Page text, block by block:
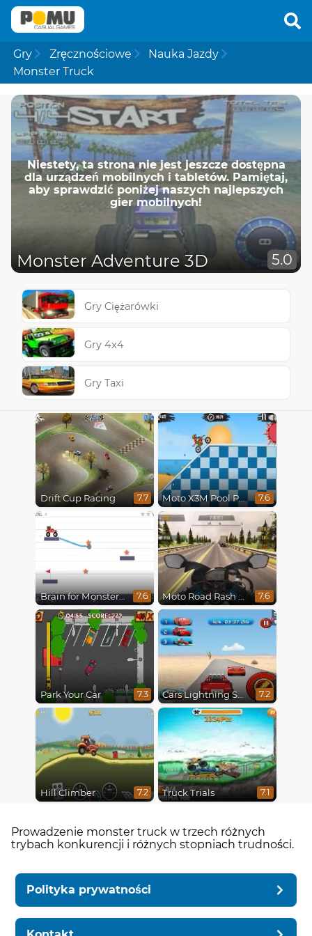
Gry Zręcznościowe
Nauka Jazdy
Monster Truck
Niestety, ta strona nie jest jeszcze dostępna
dla urządzeń mobilnych i tabletów. Pamiętaj,
aby sprawdzić poniżej naszych najlepszych
gier mobilnych!
Monster Adventure 3D 5.0
Gry Ciężarówki
Gry 4x4
Gry Taxi
Drift Cup Racing 7.7 Moto X3M Pool Party 7.6
Brain for Monster Truck 7.6 Moto Road Rash 3D 7.6
Park Your Car 7.3 Cars Lightning Speed 7.2
Hill Climber 7.2 Truck Trials 7.1
Prowadzenie monster truck w trzech różnych
trybach konkurencji i różnych stopniach trudności.
Polityka prywatności